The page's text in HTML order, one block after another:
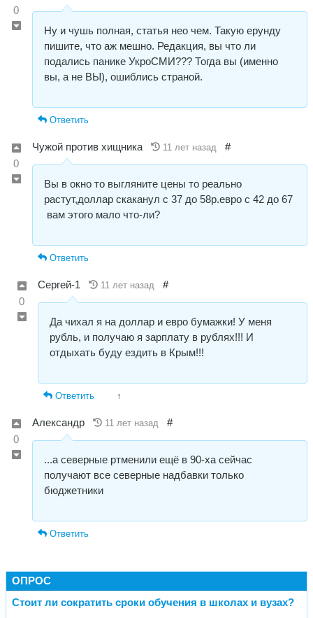
0
Ну и чушь полная, статья нео чем. Такую ерунду
пишите, что аж мешно. Редакция, вы что ли
подались панике УкроСМИ??? Тогда вы (именно
вы, а не ВЫ), ошиблись страной.
Ответить
0
Чужой против хищника 11 лет назад #
Вы в окно то выгляните цены то реально
растут,доллар скаканул с 37 до 58р.евро с 42 до 67
вам этого мало что-ли?
Ответить
0
Сергей-1 11 лет назад #
Да чихал я на доллар и евро бумажки! У меня
рубль, и получаю я зарплату в рублях!!! И
отдыхать буду ездить в Крым!!!
Ответить ↑
0
Александр 11 лет назад #
...а северные ртменили ещё в 90-ха сейчас
получают все северные надбавки только
бюджетники
Ответить
ОПРОС
Стоит ли сократить сроки обучения в школах и вузах?